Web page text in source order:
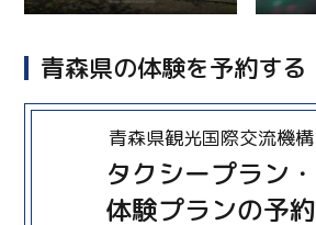
青森県の体験を予約する
タクシープラン・
体験プランの予約
青森県観光国際交流機構
more